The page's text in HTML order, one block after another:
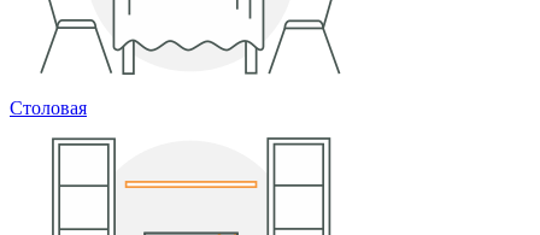
Столовая